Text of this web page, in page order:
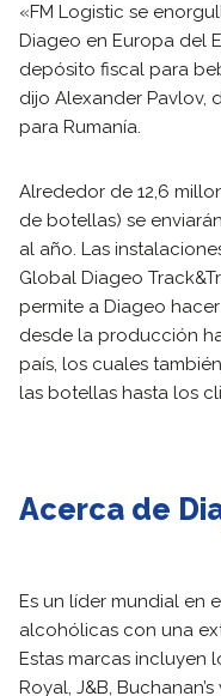
«FM Logistic se
Diageo en Europa del
depósito fiscal para
dijo Alexander Pavlov,
para Rumanía.
Alrededor de 12,6
de botellas) se
al año. Las
Global Diageo
permite a Diageo
desde la producción
país, los cuales
las botellas hasta los
Acerca de
Es un líder mundial en
alcohólicas con una
Estas marcas incluyen
Royal, J&B,